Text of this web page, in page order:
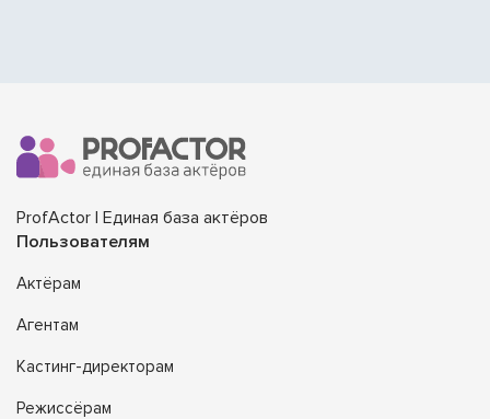
ProfActor | Единая база актёров
Пользователям
Актёрам
Агентам
Кастинг-директорам
Режиссёрам